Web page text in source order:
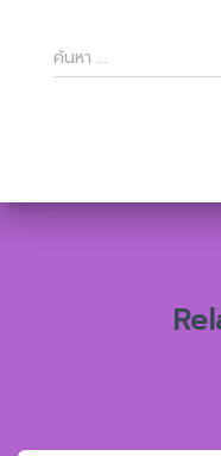
ค้
น
ห
ค้นหา …